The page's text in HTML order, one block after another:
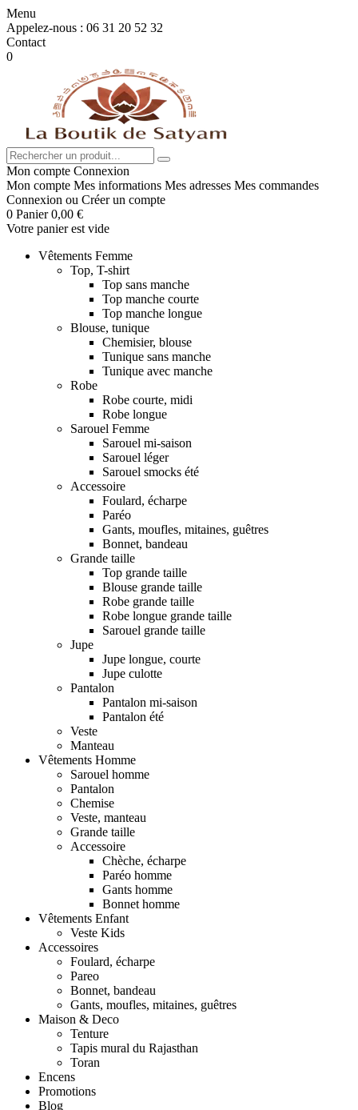
Menu
Appelez-nous : 06 31 20 52 32
Contact
0
Mon compte Connexion
Mon compte Mes informations Mes adresses Mes commandes
Connexion ou Créer un compte
0 Panier 0,00 €
Votre panier est vide
Vêtements Femme
Top, T-shirt
Top sans manche
Top manche courte
Top manche longue
Blouse, tunique
Chemisier, blouse
Tunique sans manche
Tunique avec manche
Robe
Robe courte, midi
Robe longue
Sarouel Femme
Sarouel mi-saison
Sarouel léger
Sarouel smocks été
Accessoire
Foulard, écharpe
Paréo
Gants, moufles, mitaines, guêtres
Bonnet, bandeau
Grande taille
Top grande taille
Blouse grande taille
Robe grande taille
Robe longue grande taille
Sarouel grande taille
Jupe
Jupe longue, courte
Jupe culotte
Pantalon
Pantalon mi-saison
Pantalon été
Veste
Manteau
Vêtements Homme
Sarouel homme
Pantalon
Chemise
Veste, manteau
Grande taille
Accessoire
Chèche, écharpe
Paréo homme
Gants homme
Bonnet homme
Vêtements Enfant
Veste Kids
Accessoires
Foulard, écharpe
Pareo
Bonnet, bandeau
Gants, moufles, mitaines, guêtres
Maison & Deco
Tenture
Tapis mural du Rajasthan
Toran
Encens
Promotions
Blog